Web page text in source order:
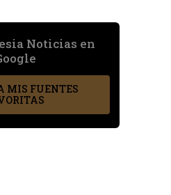
Noticias en
MIS FUENTES